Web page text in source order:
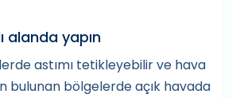
alanda yapın
astımı tetikleyebilir ve hava
bulunan bölgelerde açık havada